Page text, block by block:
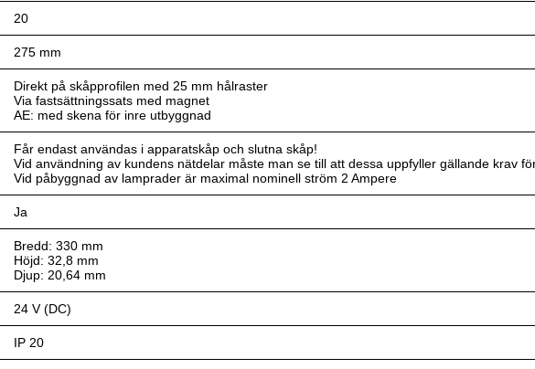
20
275 mm
Direkt på skåpprofilen med 25 mm hålraster
Via fastsättningssats med magnet
AE: med skena för inre utbyggnad
Får endast användas i apparatskåp och slutna skåp!
Vid användning av kundens nätdelar måste man se till att dessa uppfyller gällande krav
Vid påbyggnad av lamprader är maximal nominell ström 2 Ampere
Ja
Bredd: 330 mm
Höjd: 32,8 mm
Djup: 20,64 mm
24 V (DC)
IP 20